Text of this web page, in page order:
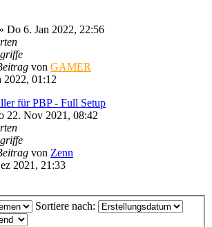
» Do 6. Jan 2022, 22:56
von GAMER
2022, 01:12
für PBP - Full Setup
22. Nov 2021, 08:42
von Zenn
2021, 21:33
Sortiere nach: